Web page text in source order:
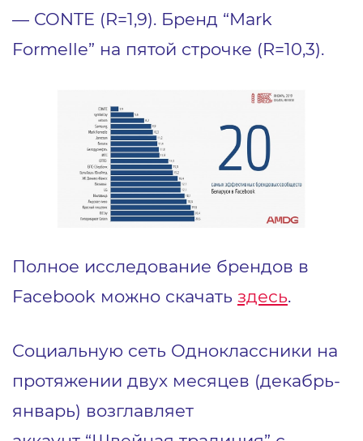
— CONTE (R=1,9). Бренд “Mark
Formelle” на пятой строчке (R=10,3).
Полное исследование брендов в
Facebook можно скачать здесь.
Социальную сеть Одноклассники на
протяжении двух месяцев (декабрь-
январь) возглавляет